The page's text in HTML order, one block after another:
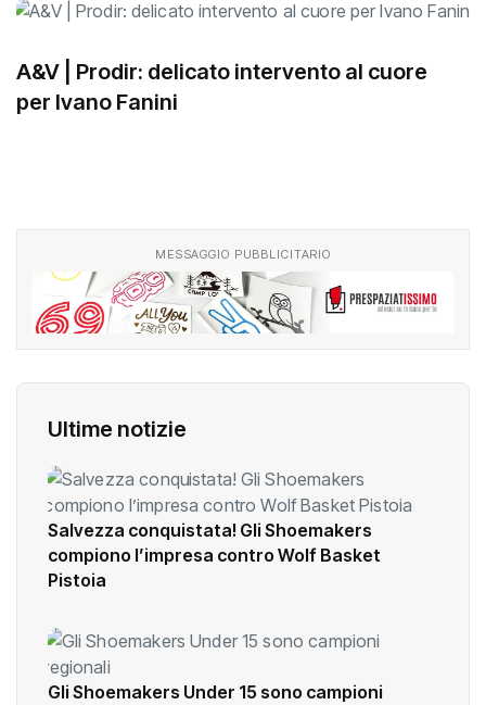
A&V | Prodir: delicato intervento al cuore
per Ivano Fanini
MESSAGGIO PUBBLICITARIO
Ultime notizie
Salvezza conquistata! Gli Shoemakers
compiono l’impresa contro Wolf Basket
Pistoia
Gli Shoemakers Under 15 sono campioni